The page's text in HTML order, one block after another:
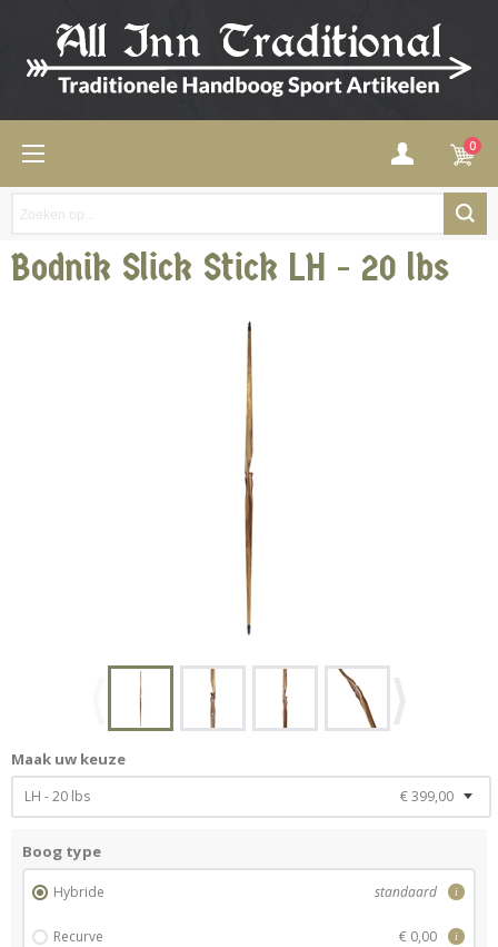
0
Bodnik Slick Stick LH - 20 lbs
Maak uw keuze
LH - 20 lbs € 399,00
Boog type
Hybride standaard i
Recurve € 0,00 i